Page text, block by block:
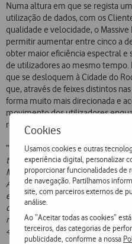
Cookies
Usamos cookies e outras
experiência digital, personalizar
proporcionar funcionalidades de
de navegação. Partilhamos
site, com parceiros externos de
análise.
Ao “Aceitar todas as cookies”
terceiros, das categorias de
publicidade, conforme a nossa
Numa altura em que se regista
utilização de dados, com os
qualidade e velocidade, o Massive
permitir aumentar entre cinco a
obter maior eficiência espectral e
de utilizadores ao mesmo tempo.
que se desloquem à Cidade do
que, através de feixes distintos
forma muito mais direcionada e
movimento dos utilizadores
recinto.
“ Num evento com as
tráfego de dados é bastante
MIMO e de ‘beam forming’ é
Ao d
isponibilizar estas inovações
evento de música e
caminho do futuro, evidenciando
rede, que hojejá suporta
4,5G
”, sublinha João Nascimento,